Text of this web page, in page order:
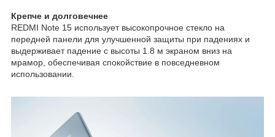
Крепче и долговечнее
REDMI Note 15 использует высокопрочное стекло на
передней панели для улучшенной защиты при падениях и
выдерживает падение с высоты 1.8 м экраном вниз на
мрамор, обеспечивая спокойствие в повседневном
использовании.